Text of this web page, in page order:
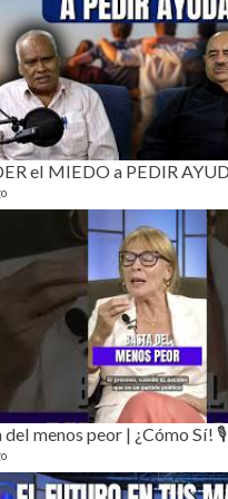
del menos peor | ¿Cómo Sí! 🎙️